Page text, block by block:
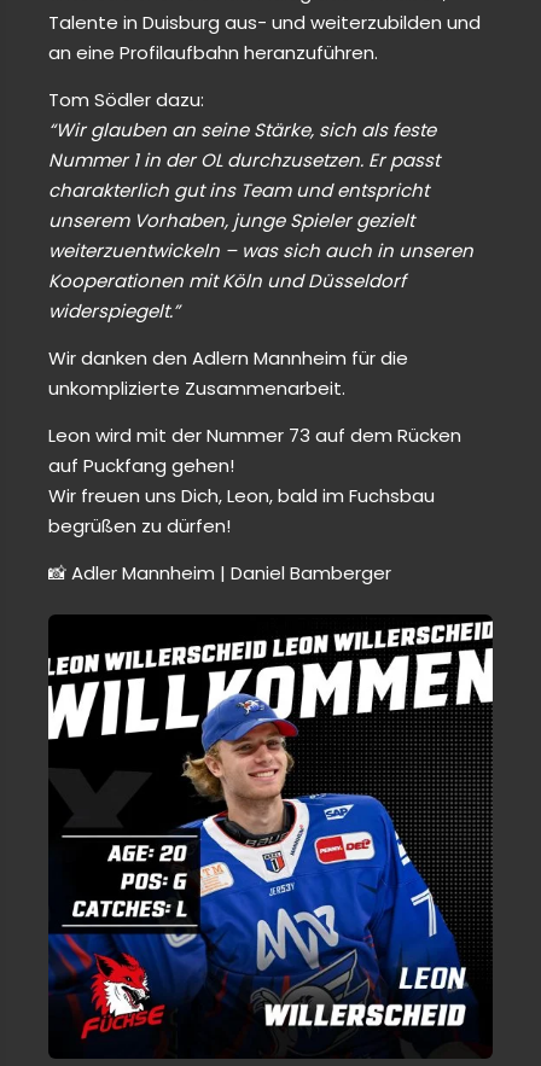
Talente in Duisburg aus- und weiterzubilden und
an eine Profilaufbahn heranzuführen.
Tom Södler dazu:
“Wir glauben an seine Stärke, sich als feste
Nummer 1 in der OL durchzusetzen. Er passt
charakterlich gut ins Team und entspricht
unserem Vorhaben, junge Spieler gezielt
weiterzuentwickeln – was sich auch in unseren
Kooperationen mit Köln und Düsseldorf
widerspiegelt.”
Wir danken den Adlern Mannheim für die
unkomplizierte Zusammenarbeit.
Leon wird mit der Nummer 73 auf dem Rücken
auf Puckfang gehen!
Wir freuen uns Dich, Leon, bald im Fuchsbau
begrüßen zu dürfen!
📸 Adler Mannheim | Daniel Bamberger